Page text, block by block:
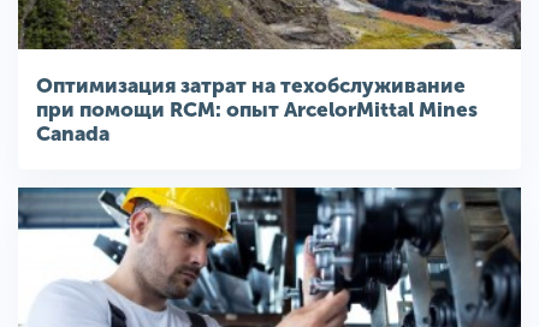
Оптимизация затрат на техобслуживание
при помощи RCM: опыт ArcelorMittal Mines
Canada